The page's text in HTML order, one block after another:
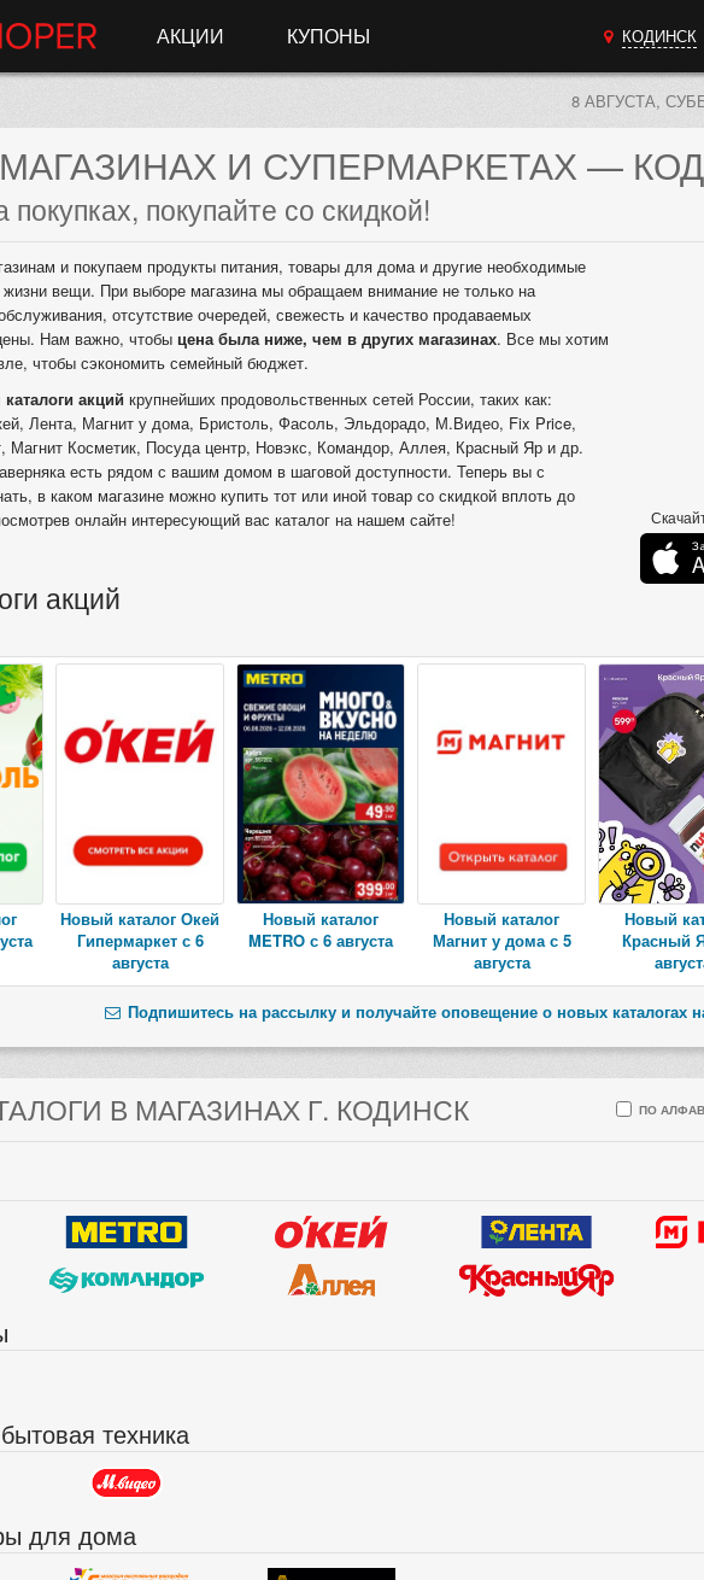
АКЦИИ КУПОНЫ КОДИНСК
8 АВГУСТА,
И СУПЕРМАРКЕТАХ —
покупайте со скидкой!
и покупаем продукты питания, товары для дома и другие необходимые
вещи. При выборе магазина мы обращаем внимание не только на
отсутствие очередей, свежесть и качество продаваемых
Нам важно, чтобы цена была ниже, чем в других магазинах. Все мы хотим
чтобы сэкономить семейный бюджет.
каталоги акций крупнейших продовольственных сетей России, таких как:
Лента, Магнит у дома, Бристоль, Фасоль, Эльдорадо, М.Видео, Fix Price,
Магнит Косметик, Посуда центр, Новэкс, Командор, Аллея, Красный Яр и др.
есть рядом с вашим домом в шаговой доступности. Теперь вы с
в каком магазине можно купить тот или иной товар со скидкой вплоть до
онлайн интересующий вас каталог на нашем сайте!
акций
Новый каталог Окей
Гипермаркет с 6
августа
Новый каталог
METRO с 6 августа
Новый каталог
Магнит у дома с 5
августа
Новый
Красный
Подпишитесь на рассылку и получайте оповещение о новых каталогах
В МАГАЗИНАХ Г. КОДИНСК ПО
техника
для дома